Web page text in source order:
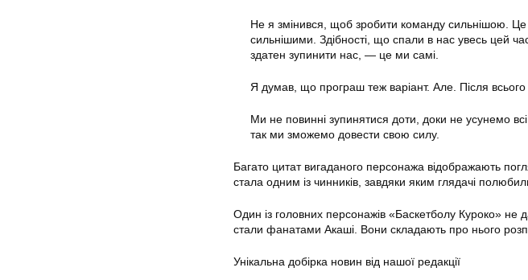
Не я змінився, щоб зробити команду сильнішою.
сильнішими. Здібності, що спали в нас увесь цей
здатен зупинити нас, — це ми самі.
Я думав, що програш теж варіант. Але. Після всього
Ми не повинні зупинятися доти, доки не усунемо
так ми зможемо довести свою силу.
Багато цитат вигаданого персонажа відображають
стала одним із чинників, завдяки яким глядачі
Один із головних персонажів «Баскетболу Куроко» не
стали фанатами Акаші. Вони складають про нього
Унікальна добірка новин від нашої редакції